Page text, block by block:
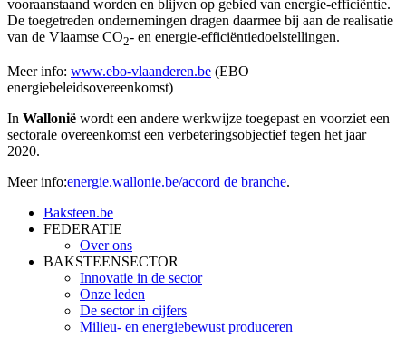
vooraanstaand worden en blijven op gebied van energie-efficiëntie.
De toegetreden ondernemingen dragen daarmee bij aan de realisatie
van de Vlaamse CO2- en energie-efficiëntiedoelstellingen.
Meer info: www.ebo-vlaanderen.be (EBO
energiebeleidsovereenkomst)
In Wallonië wordt een andere werkwijze toegepast en voorziet een
sectorale overeenkomst een verbeteringsobjectief tegen het jaar
2020.
Meer info:energie.wallonie.be/accord de branche.
Baksteen.be
FEDERATIE
Over ons
BAKSTEENSECTOR
Innovatie in de sector
Onze leden
De sector in cijfers
Milieu- en energiebewust produceren